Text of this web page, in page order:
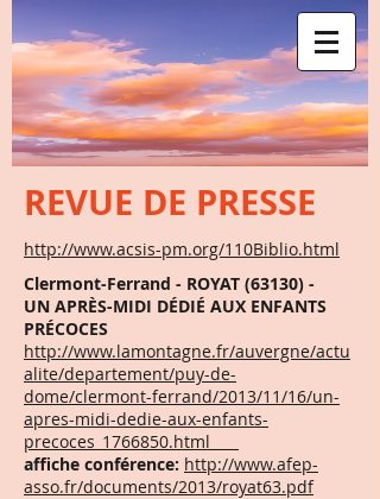
REVUE DE PRESSE
http://www.acsis-pm.org/110Biblio.html
Clermont-Ferrand - ROYAT (63130) -
UN APRÈS-MIDI DÉDIÉ AUX ENFANTS
PRÉCOCES
http://www.lamontagne.fr/auvergne/actu
alite/departement/puy-de-
dome/clermont-ferrand/2013/11/16/un-
apres-midi-dedie-aux-enfants-
precoces_1766850.html
affiche conférence: http://www.afep-
asso.fr/documents/2013/royat63.pdf